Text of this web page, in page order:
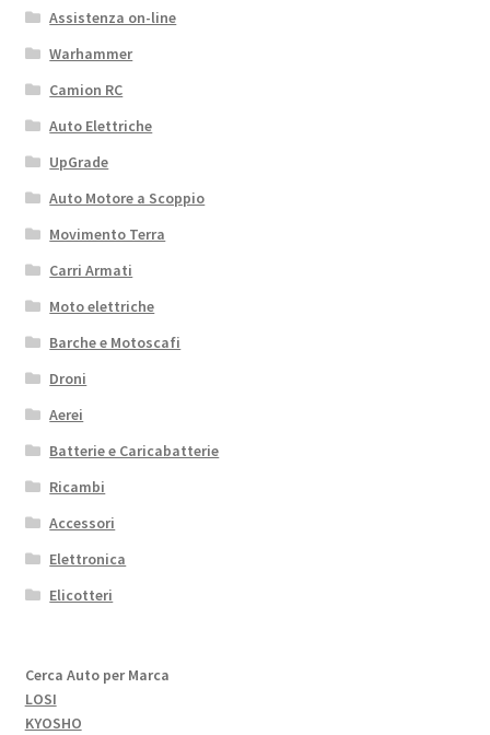
Assistenza on-line
Warhammer
Camion RC
Auto Elettriche
UpGrade
Auto Motore a Scoppio
Movimento Terra
Carri Armati
Moto elettriche
Barche e Motoscafi
Droni
Aerei
Batterie e Caricabatterie
Ricambi
Accessori
Elettronica
Elicotteri
Cerca Auto per Marca
LOSI
KYOSHO